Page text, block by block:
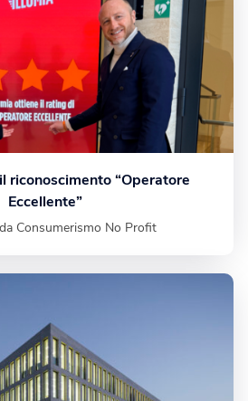
riconoscimento “Operatore
Eccellente”
Consumerismo No Profit